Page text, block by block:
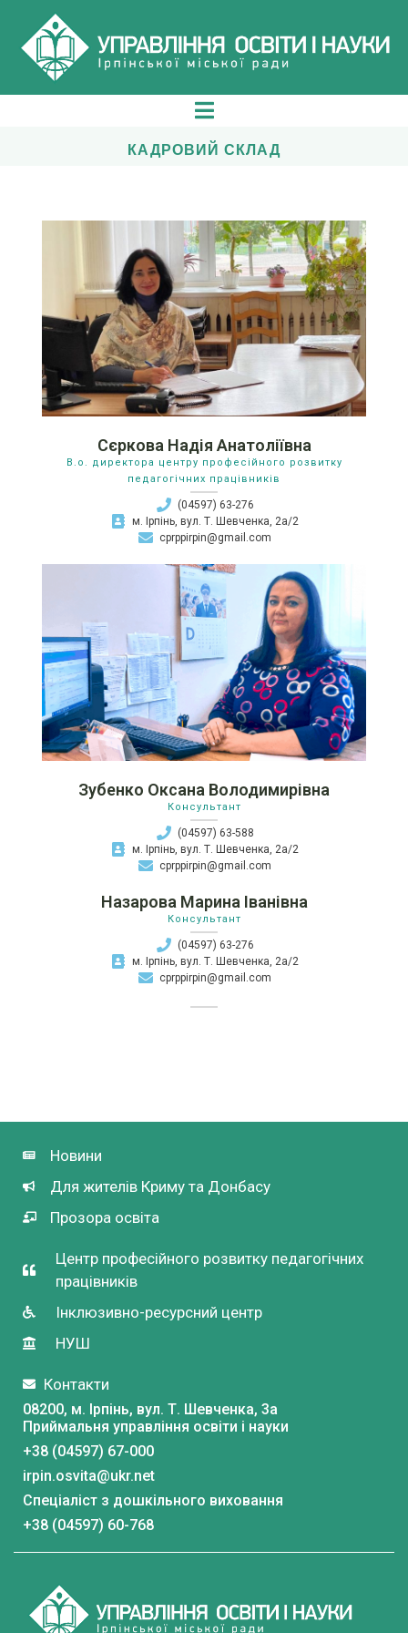
КАДРОВИЙ СКЛАД
Сєркова Надія Анатоліївна
В.о. директора центру професійного розвитку
педагогічних працівників
(04597) 63-276
м. Ірпінь, вул. Т. Шевченка, 2а/2
cprppirpin@gmail.com
Зубенко Оксана Володимирівна
Консультант
(04597) 63-588
м. Ірпінь, вул. Т. Шевченка, 2а/2
cprppirpin@gmail.com
Назарова Марина Іванівна
Консультант
(04597) 63-276
м. Ірпінь, вул. Т. Шевченка, 2а/2
cprppirpin@gmail.com
Новини
Для жителів Криму та Донбасу
Прозора освіта
Центр професійного розвитку педагогічних
працівників
Інклюзивно-ресурсний центр
НУШ
Контакти
08200, м. Ірпінь, вул. Т. Шевченка, 3a
Приймальня управління освіти і науки
+38 (04597) 67-000
irpin.osvita@ukr.net
Спеціаліст з дошкільного виховання
+38 (04597) 60-768